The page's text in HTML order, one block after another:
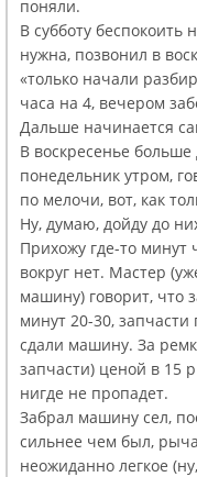
поняли.
В субботу
нужна, позвонил в
«только начали
часа на 4, вечером
Дальше начинается
В воскресенье
понедельник утром,
по мелочи, вот, как
Ну, думаю, дойду до
Прихожу где-то минут
вокруг нет. Мастер
машину) говорит, что
минут 20-30,
сдали машину. За
запчасти) ценой в 15
нигде не пропадет.
Забрал машину сел,
сильнее чем был,
неожиданно легкое